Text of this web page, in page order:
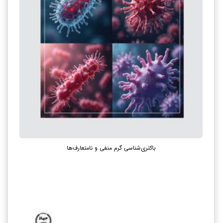
باکتری‌شناسی گرم منفی و نامتعارف‌ها